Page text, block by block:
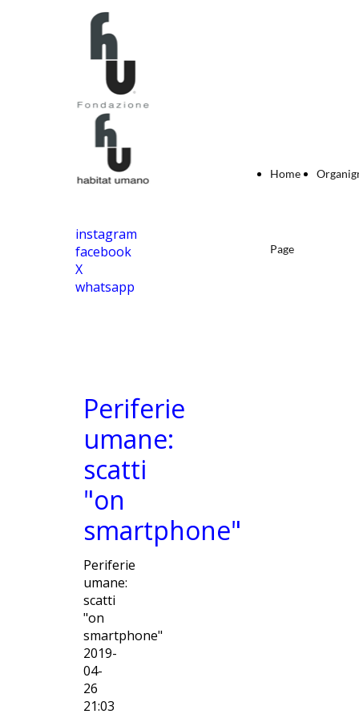
Home
Page
instagram
facebook
X
whatsapp
Periferie
umane:
scatti
"on
smartphone"
Periferie
umane:
scatti
"on
smartphone"
2019-
04-
26
21:03